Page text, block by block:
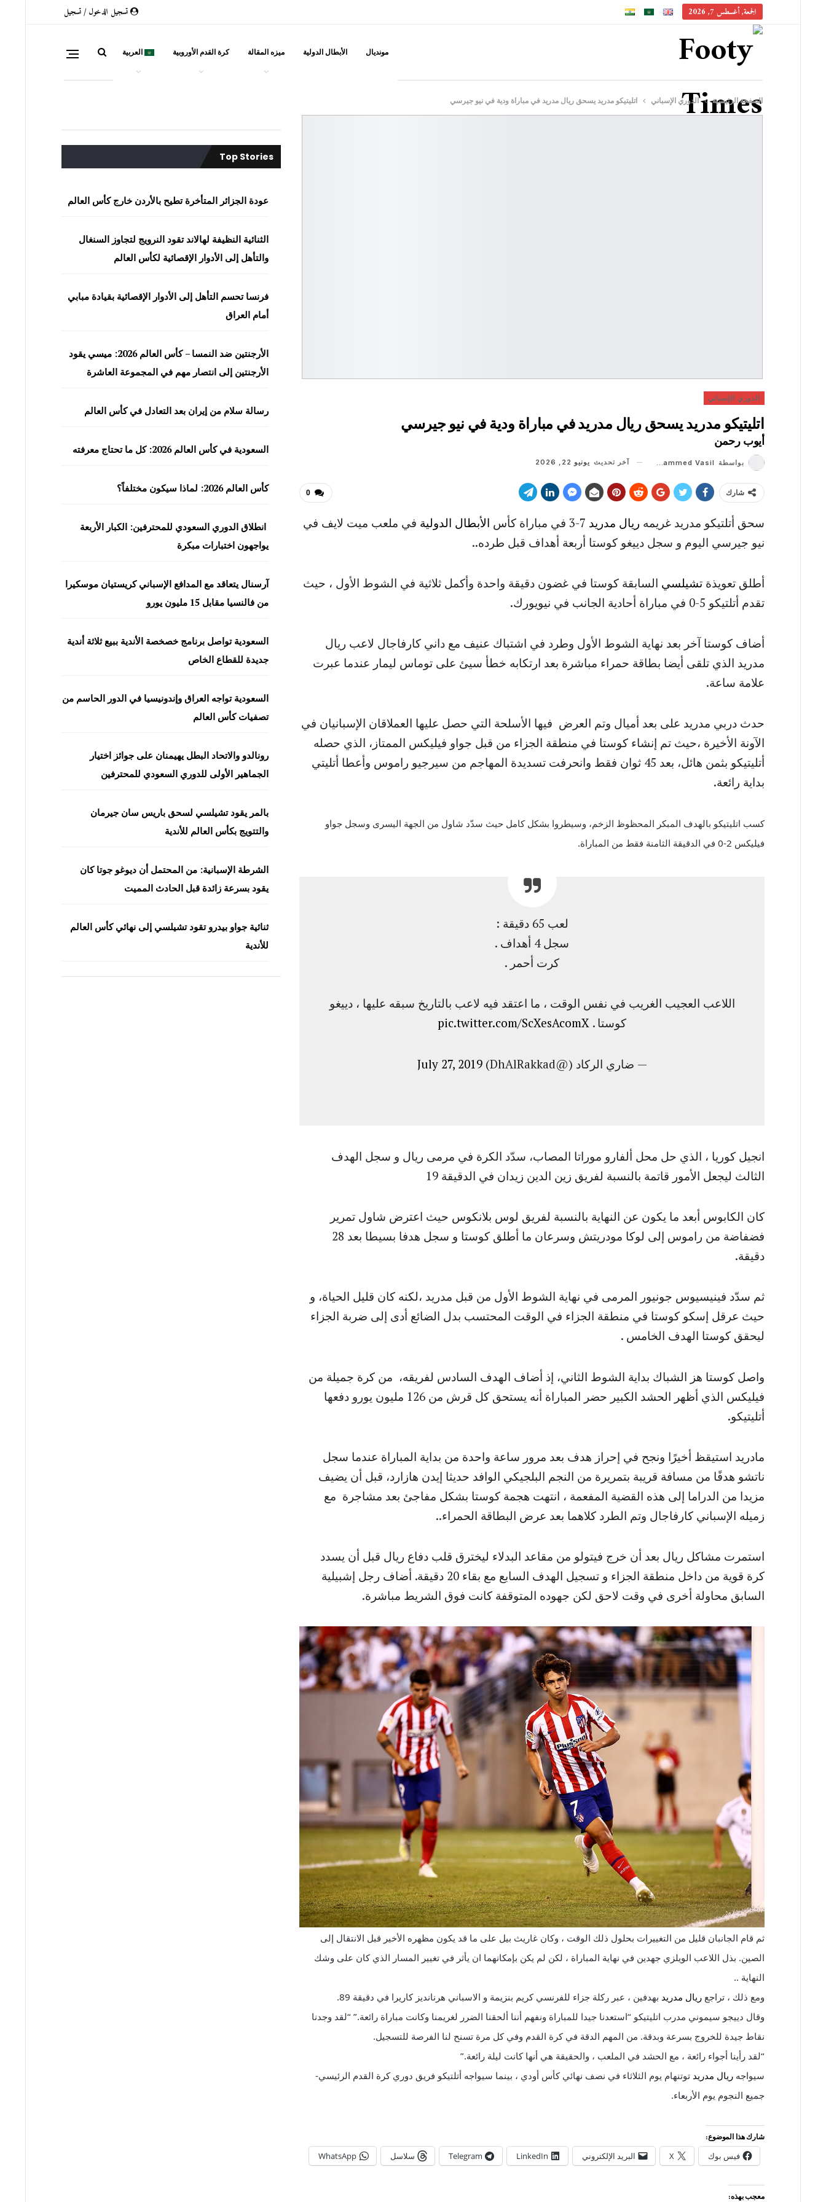
تسجيل الدخول / تسجيل الجمعة, أغسطس 7, 2026
مونديال الأبطال الدولية ميزه المقالة كرة القدم الأوروبية العربية
الصفحة الرئيسية الدوري الإسباني اتليتيكو مدريد يسحق ريال مدريد في مباراة ودية في نيو جيرسي
الدوري الإسباني
اتليتيكو مدريد يسحق ريال مدريد في مباراة ودية في نيو جيرسي
أيوب رحمن
بواسطة Muhammed Vasil آخر تحديث يونيو 22, 2026
0 شارك
سحق أتلتيكو مدريد غريمه ريال مدريد الأبطال الدولية في ملعب ميت لايف في
نيو جيرسي اليوم و سجل دييغو كوستا أربعة أهداف قبل طرده..
أطلق تعويذة تشيلسي السابقة كوستا في غضون دقيقة واحدة وأكمل ثلاثية في الشوط الأول ، حيث
تقدم أتلتيكو 5-0 في مباراة أحادية الجانب في نيويورك.
أضاف كوستا آخر بعد نهاية الشوط الأول وطرد في اشتباك عنيف مع داني كارفاجال لاعب ريال
مدريد الذي تلقى أيضا بطاقة حمراء مباشرة بعد ارتكابه خطأ سيئ على توماس ليمار عندما عبرت
علامة ساعة.
حدث دربي مدريد على بعد أميال وتم العرض فيها الأسلحة التي حصل عليها العملاقان الإسبانيان في
الآونة الأخيرة ،حيث تم إنشاء كوستا في منطقة الجزاء من قبل جواو فيليكس الممتاز، الذي حصله
أتليتيكو بثمن هائل، بعد 45 ثوان فقط وانحرفت تسديدة المهاجم من سيرجيو راموس وأعطا أتليتي
بداية رائعة.
كسب اتليتيكو بالهدف المبكر المحظوظ الزخم، وسيطروا بشكل كامل حيث سدّد شاول من الجهة اليسرى وسجل جواو
فيليكس 2-0 في الدقيقة الثامنة فقط من المباراة.
لعب 65 دقيقة :
سجل 4 أهداف .
كرت أحمر .
اللاعب العجيب الغريب في نفس الوقت ، ما اعتقد فيه لاعب بالتاريخ سبقه عليها ، دييغو
كوستا . pic.twitter.com/ScXesAcomX
— ضاري الركاد (@DhAlRakkad) July 27, 2019
انجيل كوريا ، الذي حل محل ألفارو موراتا المصاب، سدّد الكرة في مرمى ريال و سجل الهدف
الثالث ليجعل الأمور قاتمة بالنسبة لفريق زين الدين زيدان في الدقيقة 19
كان الكابوس أبعد ما يكون عن النهاية بالنسبة لفريق لوس بلانكوس حيث اعترض شاول تمرير
فضفاضة من راموس إلى لوكا مودريتش وسرعان ما أطلق كوستا و سجل هدفا بسيطا بعد 28
دقيقة.
ثم سدّد فينيسيوس جونيور المرمى في نهاية الشوط الأول من قبل مدريد ،لكنه كان قليل الحياة، و
حيث عرقل إسكو كوستا في منطقة الجزاء في الوقت المحتسب بدل الضائع أدى إلى ضربة الجزاء
ليحقق كوستا الهدف الخامس .
واصل كوستا هز الشباك بداية الشوط الثاني، إذ أضاف الهدف السادس لفريقه، من كرة جميلة من
فيليكس الذي أظهر الحشد الكبير حضر المباراة أنه يستحق كل قرش من 126 مليون يورو دفعها
أتليتيكو.
مادريد استيقظ أخيرًا ونجح في إحراز هدف بعد مرور ساعة واحدة من بداية المباراة عندما سجل
ناتشو هدفًا من مسافة قريبة بتمريرة من النجم البلجيكي الوافد حديثا إيدن هازارد، قبل أن يضيف
مزيدا من الدراما إلى هذه القضية المفعمة ، انتهت هجمة كوستا بشكل مفاجئ بعد مشاجرة مع
زميله الإسباني كارفاجال وتم الطرد كلاهما بعد عرض البطاقة الحمراء..
استمرت مشاكل ريال بعد أن خرج فيتولو من مقاعد البدلاء ليخترق قلب دفاع ريال قبل أن يسدد
كرة قوية من داخل منطقة الجزاء و تسجيل الهدف السابع مع بقاء 20 دقيقة. أضاف رجل إشبيلية
السابق محاولة أخرى في وقت لاحق لكن جهوده المتوقفة كانت فوق الشريط مباشرة.
ثم قام الجانبان قليل من التغييرات بحلول ذلك الوقت ، وكان غاريث بيل على ما قد يكون مظهره الأخير قبل الانتقال إلى
الصين. بذل اللاعب الويلزي جهدين في نهاية المباراة ، لكن لم يكن بإمكانهما ان يأثر في تغيير المسار الذي كان على وشك
النهاية ..
ومع ذلك ، تراجع ريال مدريد بهدفين ، عبر ركلة جزاء للفرنسي كريم بنزيمة و الاسباني هرنانديز كاريرا في دقيقة 89
.
وقال دييجو سيموني مدرب اتليتيكو “استعدنا جيدا للمباراة ونفهم أننا ألحقنا الضرر لغريمنا وكانت مباراة رائعة.” “لقد وجدنا
نقاط جيدة للخروج بسرعة وبدقة. من المهم الدقة في كرة القدم وفي كل مرة تسنح لنا الفرصة للتسجيل.
“لقد رأينا أجواء رائعة ، مع الحشد في الملعب ، والحقيقة هي أنها كانت ليلة رائعة.”
سيواجه ريال مدريد توتنهام يوم الثلاثاء في نصف نهائي كأس أودي ، بينما سيواجه أتلتيكو فريق دوري كرة القدم الرئيسي-
جميع النجوم يوم الأربعاء.
شارك هذا الموضوع:
فيس بوك X البريد الإلكتروني LinkedIn
Telegram سلاسل WhatsApp
معجب بهذه:
Top Stories
عودة الجزائر المتأخرة تطيح بالأردن خارج كأس العالم
الثنائية النظيفة لهالاند تقود النرويج لتجاوز السنغال
والتأهل إلى الأدوار الإقصائية لكأس العالم
فرنسا تحسم التأهل إلى الأدوار الإقصائية بقيادة مبابي
أمام العراق
الأرجنتين ضد النمسا – كأس العالم 2026: ميسي يقود
الأرجنتين إلى انتصار مهم في المجموعة العاشرة
رسالة سلام من إيران بعد التعادل في كأس العالم
السعودية في كأس العالم 2026: كل ما تحتاج معرفته
كأس العالم 2026: لماذا سيكون مختلفاً؟
انطلاق الدوري السعودي للمحترفين: الكبار الأربعة
يواجهون اختبارات مبكرة
آرسنال يتعاقد مع المدافع الإسباني كريستيان موسكيرا
من فالنسيا مقابل 15 مليون يورو
السعودية تواصل برنامج خصخصة الأندية ببيع ثلاثة أندية
جديدة للقطاع الخاص
السعودية تواجه العراق وإندونيسيا في الدور الحاسم من
تصفيات كأس العالم
رونالدو والاتحاد البطل يهيمنان على جوائز اختيار
الجماهير الأولى للدوري السعودي للمحترفين
بالمر يقود تشيلسي لسحق باريس سان جيرمان
والتتويج بكأس العالم للأندية
الشرطة الإسبانية: من المحتمل أن ديوغو جوتا كان
يقود بسرعة زائدة قبل الحادث المميت
ثنائية جواو بيدرو تقود تشيلسي إلى نهائي كأس العالم
للأندية